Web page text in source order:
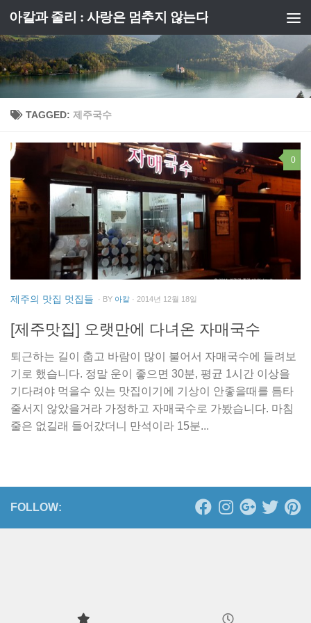
Skip to content
아칼과 줄리 : 사랑은 멈추지 않는다
TAGGED: 제주국수
0
제주의 맛집 멋집들 · BY 아칼 · 2014년 12월 18일
[제주맛집] 오랫만에 다녀온 자매국수
퇴근하는 길이 춥고 바람이 많이 불어서 자매국수에 들려보
기로 했습니다. 정말 운이 좋으면 30분, 평균 1시간 이상을
기다려야 먹을수 있는 맛집이기에 기상이 안좋을때를 틈타
줄서지 않았을거라 가정하고 자매국수로 가봤습니다. 마침
줄은 없길래 들어갔더니 만석이라 15분...
FOLLOW: